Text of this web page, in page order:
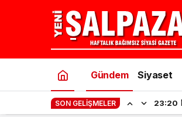
Gündem Siyaset
SON GELIŞMELER
23:20